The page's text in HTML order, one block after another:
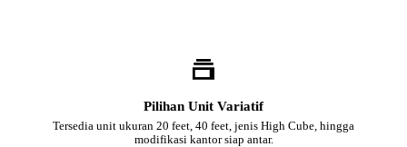
Pilihan Unit Variatif
Tersedia unit ukuran 20 feet, 40 feet, jenis High Cube, hingga
modifikasi kantor siap antar.